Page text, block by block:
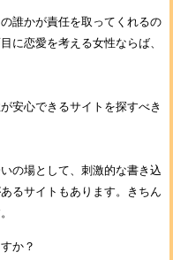
誰かが責任を取ってくれるの
に恋愛を考える女性ならば、
安心できるサイトを探すべき
の場として、刺激的な書き込
るサイトもあります。きちん
か？